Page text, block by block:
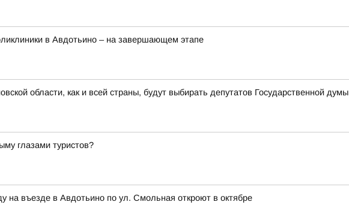
в Авдотьино – на завершающем этапе
области, как и всей страны, будут выбирать депутатов Государственной думы
глазами туристов?
на въезде в Авдотьино по ул. Смольная откроют в октябре